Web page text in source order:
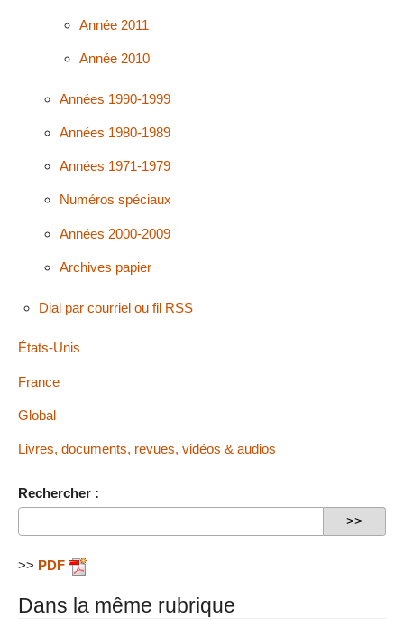
Année 2011
Année 2010
Années 1990-1999
Années 1980-1989
Années 1971-1979
Numéros spéciaux
Années 2000-2009
Archives papier
Dial par courriel ou fil RSS
États-Unis
France
Global
Livres, documents, revues, vidéos & audios
Rechercher :
>> PDF
Dans la même rubrique